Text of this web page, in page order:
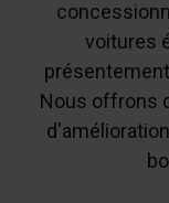
voitures
Nous offrons